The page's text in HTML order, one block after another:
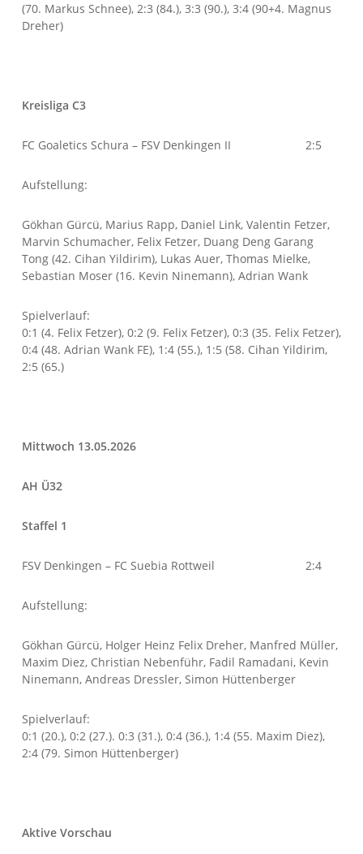
(70. Markus Schnee), 2:3 (84.), 3:3 (90.), 3:4 (90+4. Magnus
Dreher)
Kreisliga C3
FC Goaletics Schura – FSV Denkingen II 2:5
Aufstellung:
Gökhan Gürcü, Marius Rapp, Daniel Link, Valentin Fetzer,
Marvin Schumacher, Felix Fetzer, Duang Deng Garang
Tong (42. Cihan Yildirim), Lukas Auer, Thomas Mielke,
Sebastian Moser (16. Kevin Ninemann), Adrian Wank
Spielverlauf:
0:1 (4. Felix Fetzer), 0:2 (9. Felix Fetzer), 0:3 (35. Felix Fetzer),
0:4 (48. Adrian Wank FE), 1:4 (55.), 1:5 (58. Cihan Yildirim,
2:5 (65.)
Mittwoch 13.05.2026
AH Ü32
Staffel 1
FSV Denkingen – FC Suebia Rottweil 2:4
Aufstellung:
Gökhan Gürcü, Holger Heinz Felix Dreher, Manfred Müller,
Maxim Diez, Christian Nebenführ, Fadil Ramadani, Kevin
Ninemann, Andreas Dressler, Simon Hüttenberger
Spielverlauf:
0:1 (20.), 0:2 (27.). 0:3 (31.), 0:4 (36.), 1:4 (55. Maxim Diez),
2:4 (79. Simon Hüttenberger)
Aktive Vorschau